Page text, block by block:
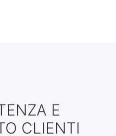
E
CLIENTI